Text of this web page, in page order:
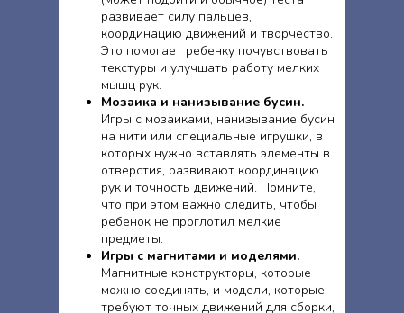
развивает силу пальцев,
координацию движений и творчество.
Это помогает ребенку почувствовать
текстуры и улучшать работу мелких
мышц рук.
Мозаика и нанизывание бусин.
Игры с мозаиками, нанизывание бусин
на нити или специальные игрушки, в
которых нужно вставлять элементы в
отверстия, развивают координацию
рук и точность движений. Помните,
что при этом важно следить, чтобы
ребенок не проглотил мелкие
предметы.
Игры с магнитами и моделями.
Магнитные конструкторы, которые
можно соединять, и модели, которые
требуют точных движений для сборки,